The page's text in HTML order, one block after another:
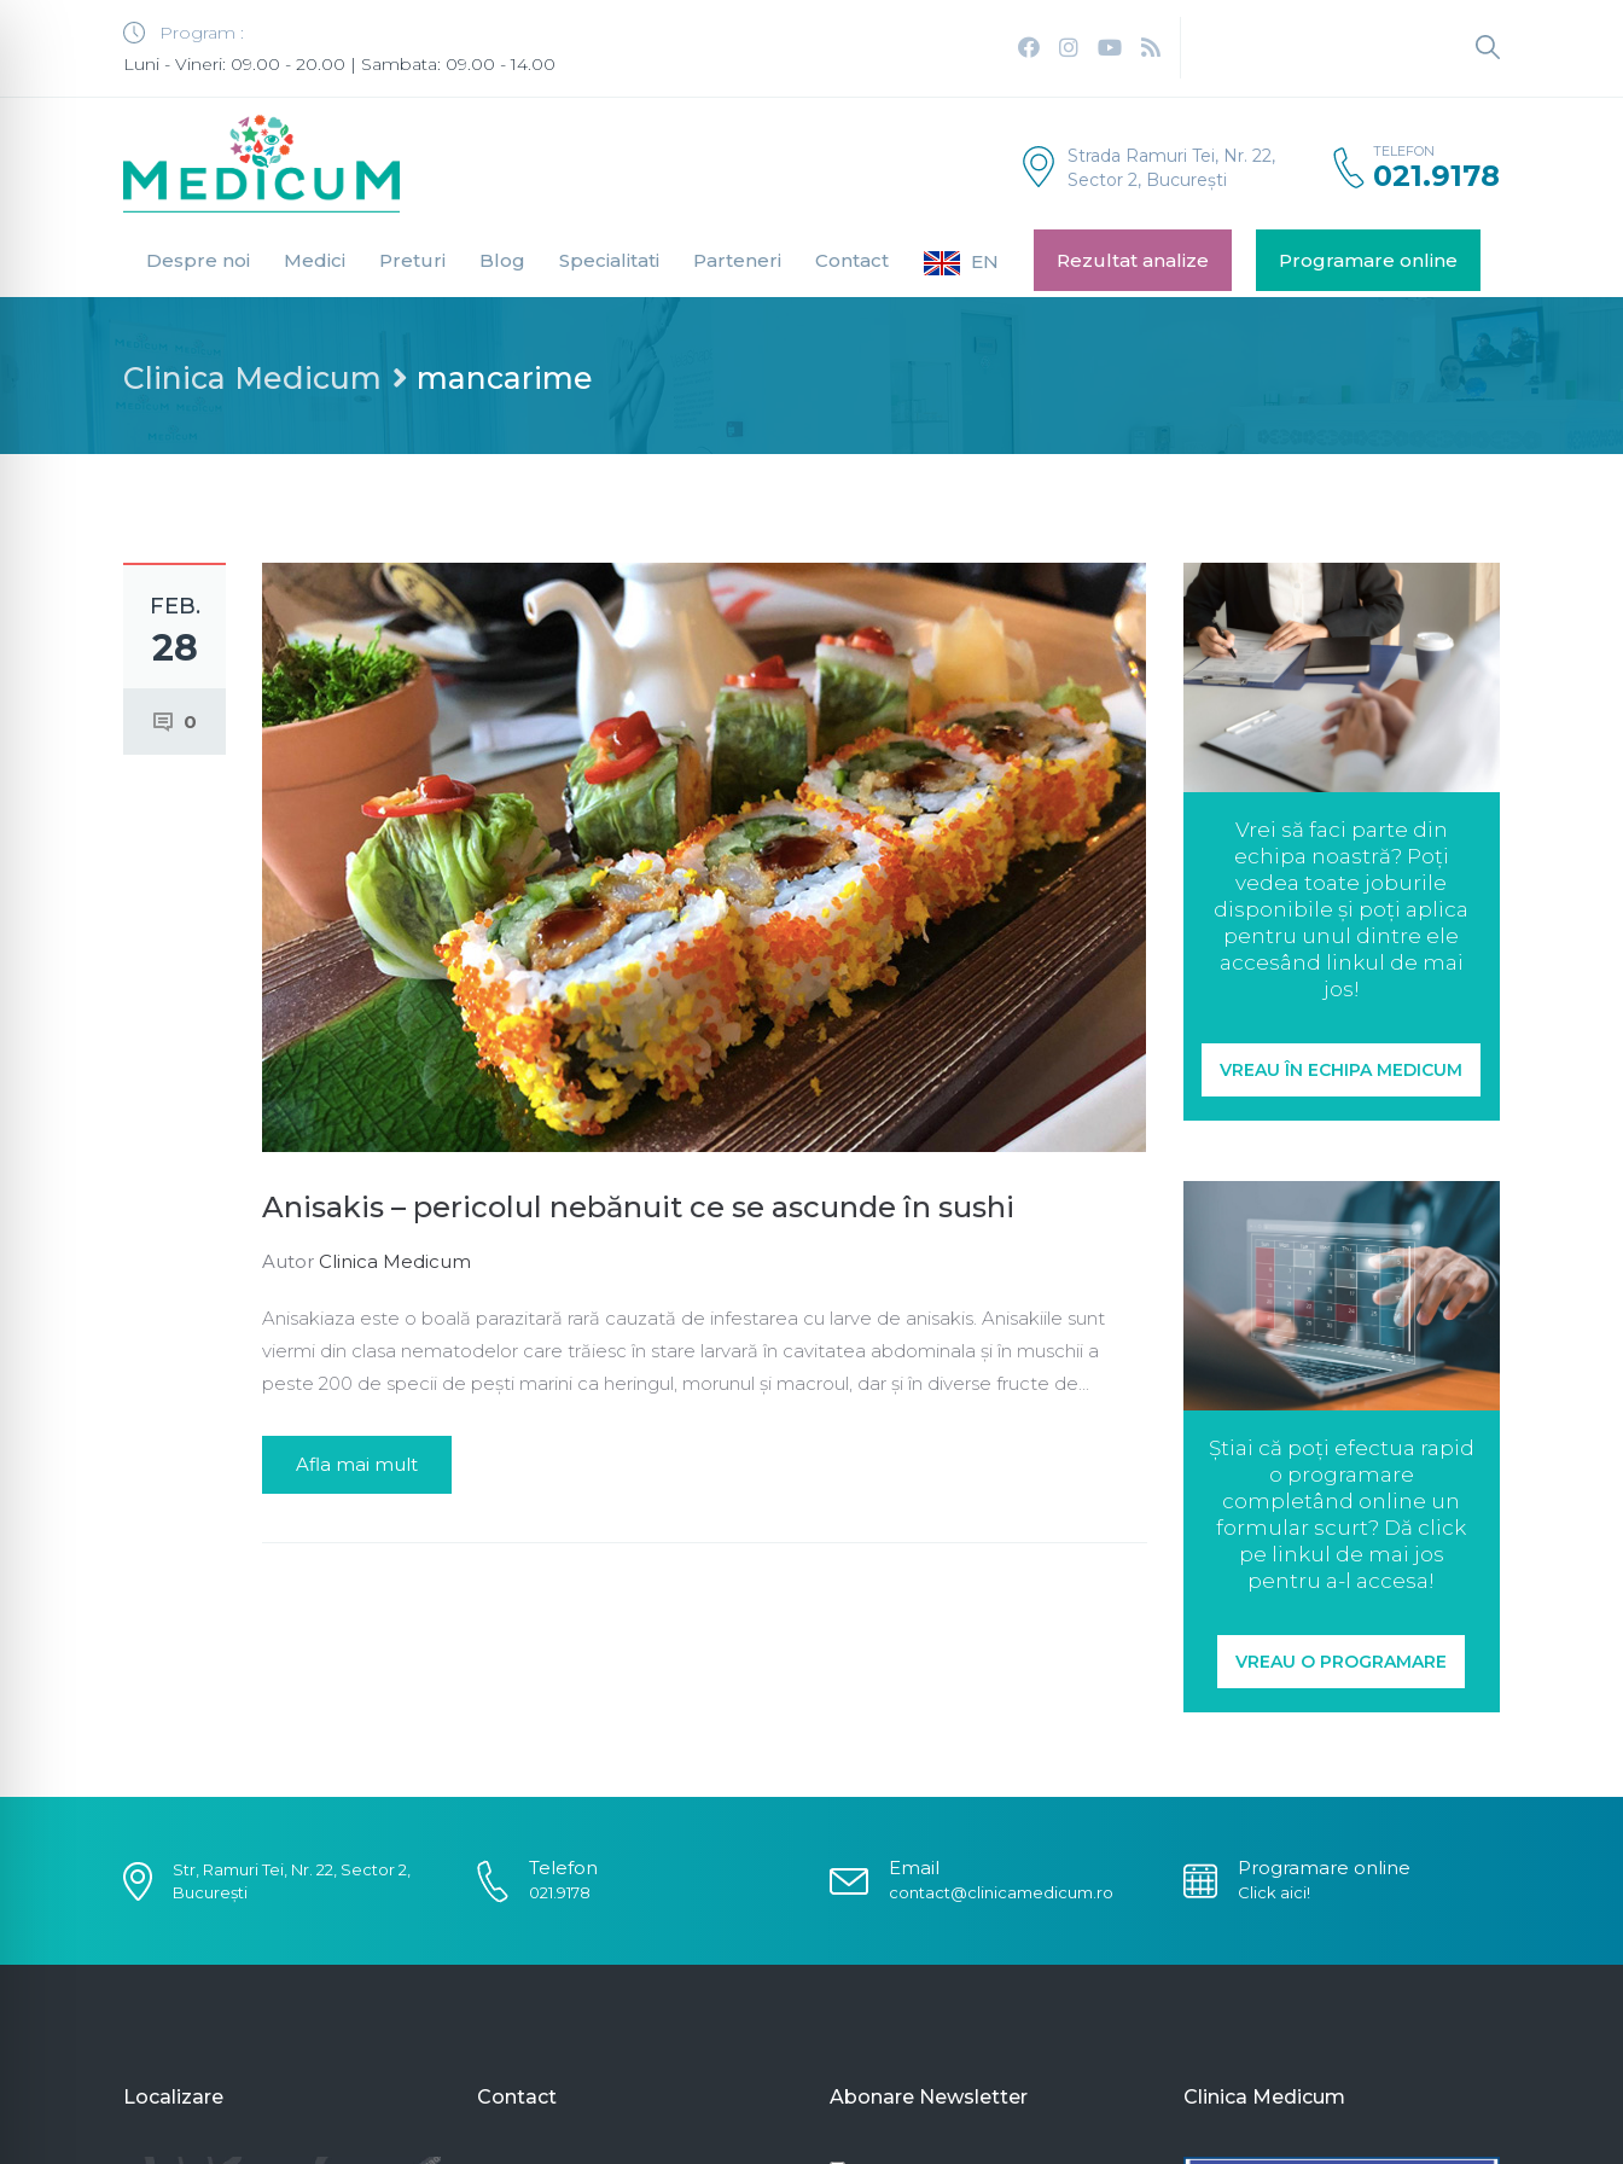
Program :
Luni - Vineri: 09.00 - 20.00 | Sambata: 09.00 - 14.00
Strada Ramuri Tei, Nr. 22,
Sector 2, București
TELEFON
021.9178
Despre noi Medici Preturi Blog Specialitati Parteneri Contact EN Rezultat analize Programare online
Clinica Medicum mancarime
FEB.
28
0
Anisakis – pericolul nebănuit ce se ascunde în sushi
Autor Clinica Medicum
Anisakiaza este o boală parazitară rară cauzată de infestarea cu larve de anisakis. Anisakiile sunt
viermi din clasa nematodelor care trăiesc în stare larvară în cavitatea abdominala și în muschii a
peste 200 de specii de pești marini ca heringul, morunul și macroul, dar și în diverse fructe de...
Afla mai mult
Vrei să faci parte din
echipa noastră? Poți
vedea toate joburile
disponibile și poți aplica
pentru unul dintre ele
accesând linkul de mai
jos!
VREAU ÎN ECHIPA MEDICUM
Știai că poți efectua rapid
o programare
completând online un
formular scurt? Dă click
pe linkul de mai jos
pentru a-l accesa!
VREAU O PROGRAMARE
Str, Ramuri Tei, Nr. 22, Sector 2,
București
Telefon
021.9178
Email
contact@clinicamedicum.ro
Programare online
Click aici!
Localizare Contact Abonare Newsletter Clinica Medicum